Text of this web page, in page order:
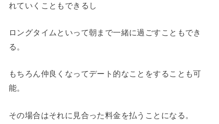
れていくこともできるし
ロングタイムといって朝まで一緒に過ごすこともでき
る。
もちろん仲良くなってデート的なことをすることも可
能。
その場合はそれに見合った料金を払うことになる。